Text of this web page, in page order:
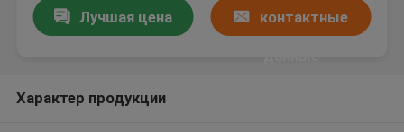
Лучшая цена контактные
Характер продукции